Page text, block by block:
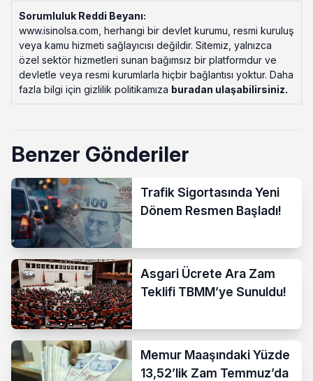
Sorumluluk Reddi Beyanı:
www.isinolsa.com, herhangi bir devlet kurumu, resmi kuruluş
veya kamu hizmeti sağlayıcısı değildir. Sitemiz, yalnızca
özel sektör hizmetleri sunan bağımsız bir platformdur ve
devletle veya resmi kurumlarla hiçbir bağlantısı yoktur. Daha
fazla bilgi için gizlilik politikamıza buradan ulaşabilirsiniz.
Benzer Gönderiler
Trafik Sigortasında Yeni
Dönem Resmen Başladı!
Asgari Ücrete Ara Zam
Teklifi TBMM’ye Sunuldu!
Memur Maaşındaki Yüzde
13,52’lik Zam Temmuz’da